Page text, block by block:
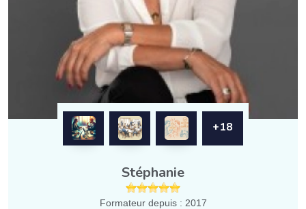
+18
Stéphanie
Formateur depuis : 2017